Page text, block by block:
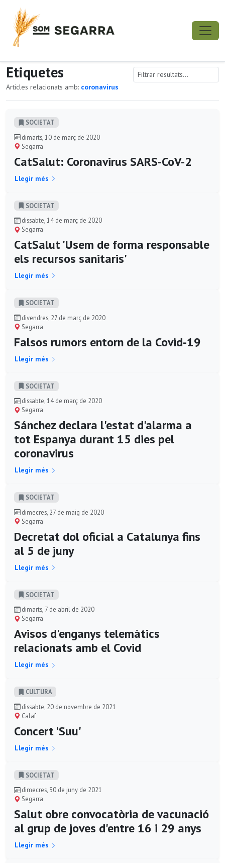
Etiquetes
Articles relacionats amb: coronavirus
SOCIETAT
dimarts, 10 de març de 2020
Segarra
CatSalut: Coronavirus SARS-CoV-2
Llegir més
SOCIETAT
dissabte, 14 de març de 2020
Segarra
CatSalut 'Usem de forma responsable
els recursos sanitaris'
Llegir més
SOCIETAT
divendres, 27 de març de 2020
Segarra
Falsos rumors entorn de la Covid-19
Llegir més
SOCIETAT
dissabte, 14 de març de 2020
Segarra
Sánchez declara l'estat d'alarma a
tot Espanya durant 15 dies pel
coronavirus
Llegir més
SOCIETAT
dimecres, 27 de maig de 2020
Segarra
Decretat dol oficial a Catalunya fins
al 5 de juny
Llegir més
SOCIETAT
dimarts, 7 de abril de 2020
Segarra
Avisos d'enganys telemàtics
relacionats amb el Covid
Llegir més
CULTURA
dissabte, 20 de novembre de 2021
Calaf
Concert 'Suu'
Llegir més
SOCIETAT
dimecres, 30 de juny de 2021
Segarra
Salut obre convocatòria de vacunació
al grup de joves d'entre 16 i 29 anys
Llegir més